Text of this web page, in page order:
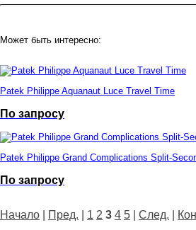
Может быть интересно:
Patek Philippe Aquanaut Luce Travel Time
По запросу
Patek Philippe Grand Complications Split-
По запросу
Начало Пред. 1 2 3 4 5 След.